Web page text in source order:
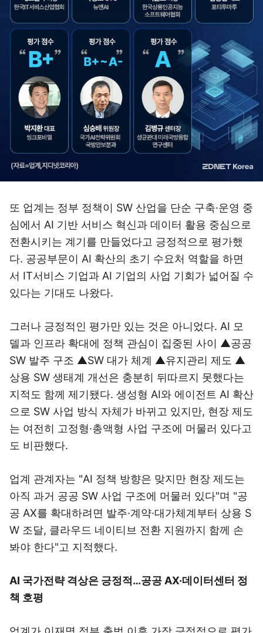
또 업계는 정부 정책이 SW 산업을 단순 구축·운영 중
심에서 AI 기반 서비스 혁신과 데이터 활용 중심으로
전환시키는 계기를 만들었다고 긍정적으로 평가했
다. 공공부문이 AI 확산의 초기 수요처 역할을 하면
서 IT서비스 기업과 AI 기업의 사업 기회가 넓어질 수
있다는 기대도 나왔다.
그러나 긍정적인 평가만 있는 것은 아니었다. AI 모
델과 인프라 확대에 정책 관심이 집중된 사이 ▲공공
SW 발주 구조 ▲SW 대가 체계 ▲유지관리 제도 ▲
상용 SW 생태계 개선은 충분히 뒤따르지 못했다는
지적도 함께 제기됐다. 생성형 AI와 에이전트 AI 확산
으로 SW 사업 방식 자체가 바뀌고 있지만, 현장 제도
는 여전히 고정형·총액형 사업 구조에 머물러 있다고
도 비판했다.
업계 관계자는 "AI 정책 방향은 맞지만 현장 제도는
아직 과거 공공 SW 사업 구조에 머물러 있다"며 "공
공 AX를 확대하려면 발주·계약·대가체계부터 상용 S
W 조달, 클라우드 네이티브 전환 지원까지 함께 손
봐야 한다"고 지적했다.
AI 국가전략 격상은 긍정적…공공 AX·데이터센터 정
책 호평